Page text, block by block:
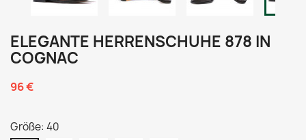
ELEGANTE HERRENSCHUHE 878 IN
COGNAC
96 €
Größe: 40